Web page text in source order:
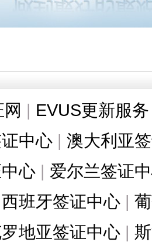
| EVUS更新服务
中心 | 澳大利亚
心 | 爱尔兰签证
西班牙签证中心 |
地亚签证中心 |